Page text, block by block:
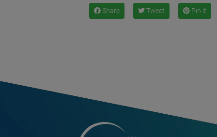
Share Tweet Pin it